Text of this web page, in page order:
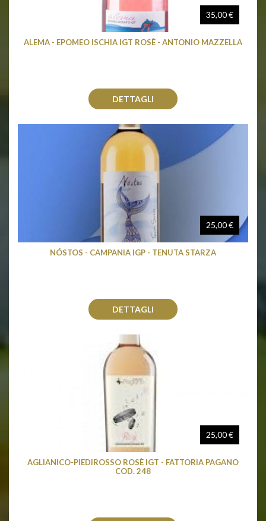
35,00 €
ALEMA - EPOMEO ISCHIA IGT ROSÈ - ANTONIO MAZZELLA
DETTAGLI
25,00 €
NÓSTOS - CAMPANIA IGP - TENUTA STARZA
DETTAGLI
25,00 €
AGLIANICO-PIEDIROSSO ROSÈ IGT - FATTORIA PAGANO
COD. 248